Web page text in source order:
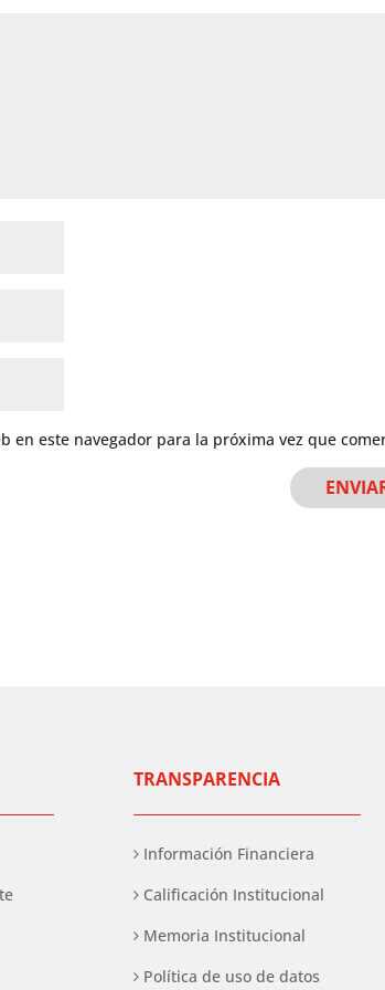
en este navegador para la próxima vez que
TRANSPARENCIA
Información Financiera
Calificación Institucional
Memoria Institucional
Política de uso de datos